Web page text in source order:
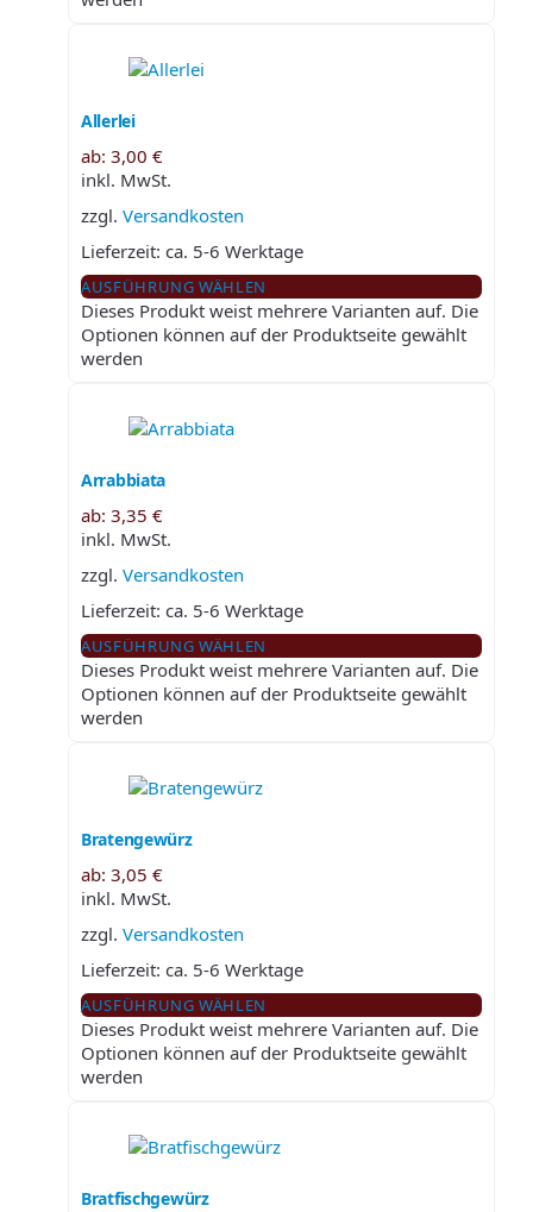
Allerlei
ab: 3,00 €
inkl. MwSt.
zzgl. Versandkosten
Lieferzeit: ca. 5-6 Werktage
AUSFÜHRUNG WÄHLEN
Dieses Produkt weist mehrere Varianten auf. Die
Optionen können auf der Produktseite gewählt
werden
Arrabbiata
ab: 3,35 €
inkl. MwSt.
zzgl. Versandkosten
Lieferzeit: ca. 5-6 Werktage
AUSFÜHRUNG WÄHLEN
Dieses Produkt weist mehrere Varianten auf. Die
Optionen können auf der Produktseite gewählt
werden
Bratengewürz
ab: 3,05 €
inkl. MwSt.
zzgl. Versandkosten
Lieferzeit: ca. 5-6 Werktage
AUSFÜHRUNG WÄHLEN
Dieses Produkt weist mehrere Varianten auf. Die
Optionen können auf der Produktseite gewählt
werden
Bratfischgewürz